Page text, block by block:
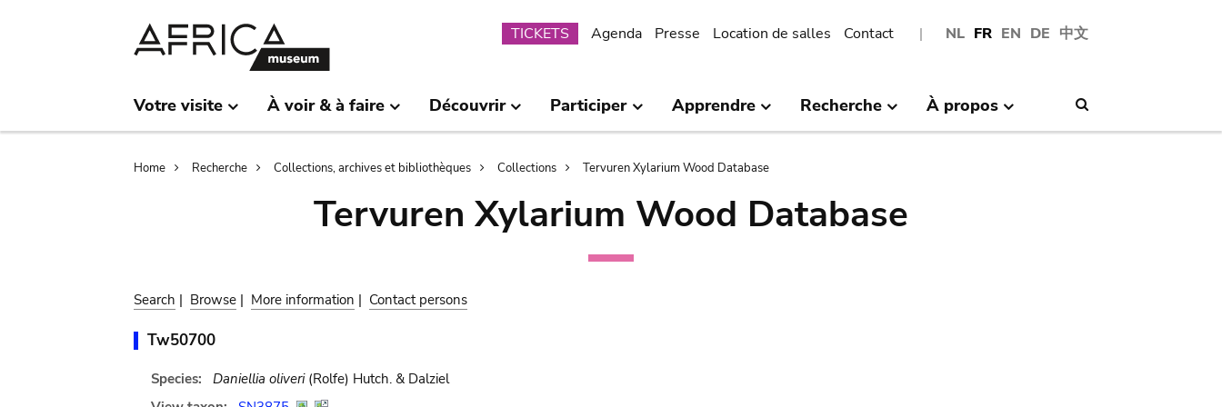
NL FR EN DE 中文
Submenu
TICKETS Agenda Presse Location de salles Contact
Votre visite À voir & à faire Découvrir Participer Apprendre Recherche À propos
Breadcrumb
Home Recherche Collections, archives et bibliothèques Collections Tervuren Xylarium Wood Database
Tervuren Xylarium Wood Database
Search | Browse | More information | Contact persons
Tw50700
Species: Daniellia oliveri(Rolfe) Hutch. & Dalziel